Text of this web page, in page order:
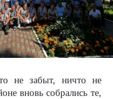
не забыт, ничто не
вновь собрались те,